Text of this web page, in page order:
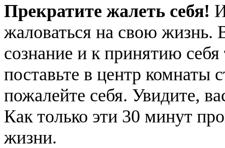
Прекратите жалеть себя!
жаловаться на свою жизнь.
сознание и к принятию
поставьте в центр комнаты
пожалейте себя. Увидите,
Как только эти 30 минут
жизни.